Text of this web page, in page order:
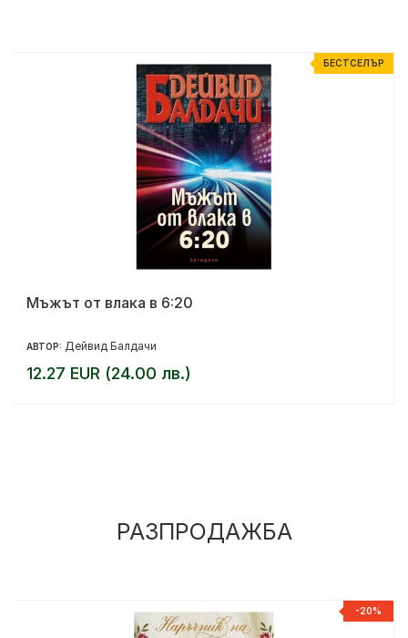
БЕСТСЕЛЪР
Мъжът от влака в 6:20
АВТОР: Дейвид Балдачи
12.27 EUR (24.00 лв.)
РАЗПРОДАЖБА
-20%